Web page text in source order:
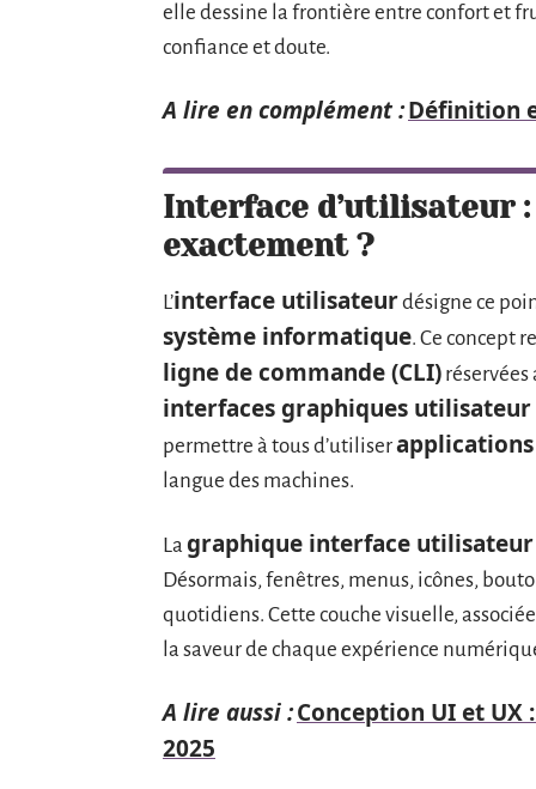
elle dessine la frontière entre confort et
confiance et doute.
A lire en complément :Définition
Interface d’utilisateur
exactement ?
L’interface utilisateurdésigne ce
système informatique. Ce concept
ligne de commande (CLI)
interfaces graphiques utilisateur
permettre à tous d’utiliserapplications
langue des machines.
La graphique interface utilisateur
Désormais, fenêtres, menus, icônes,
quotidiens. Cette couche visuelle,
la saveur de chaque expérience
A lire aussi :Conception UI et
2025